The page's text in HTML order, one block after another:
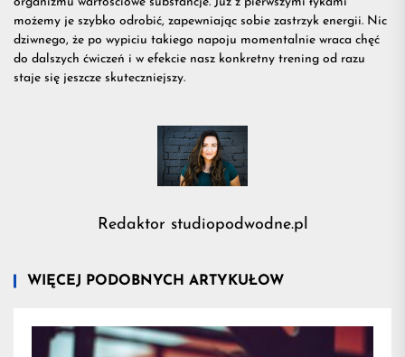
możemy je szybko odrobić, zapewniając sobie zastrzyk energii. Nic
dziwnego, że po wypiciu takiego napoju momentalnie wraca chęć
do dalszych ćwiczeń i w efekcie nasz konkretny trening od razu
staje się jeszcze skuteczniejszy.
Redaktor studiopodwodne.pl
WIĘCEJ PODOBNYCH ARTYKUŁÓW